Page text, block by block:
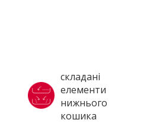
складані
елементи
нижнього
кошика